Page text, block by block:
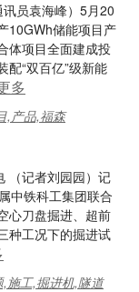
员袁海峰）5月20
10GWh储能项目产
体项目全面建成投
配“双百亿”级新能
多
,产品,福森
（记者刘园园）记
中铁科工集团联合
心刀盘掘进、超前
种工况下的掘进试
施工,掘进机,隧道